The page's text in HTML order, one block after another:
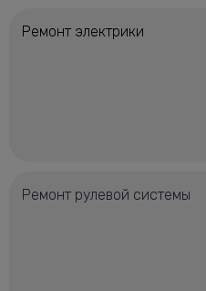
Ремонт электрики
Ремонт рулевой системы